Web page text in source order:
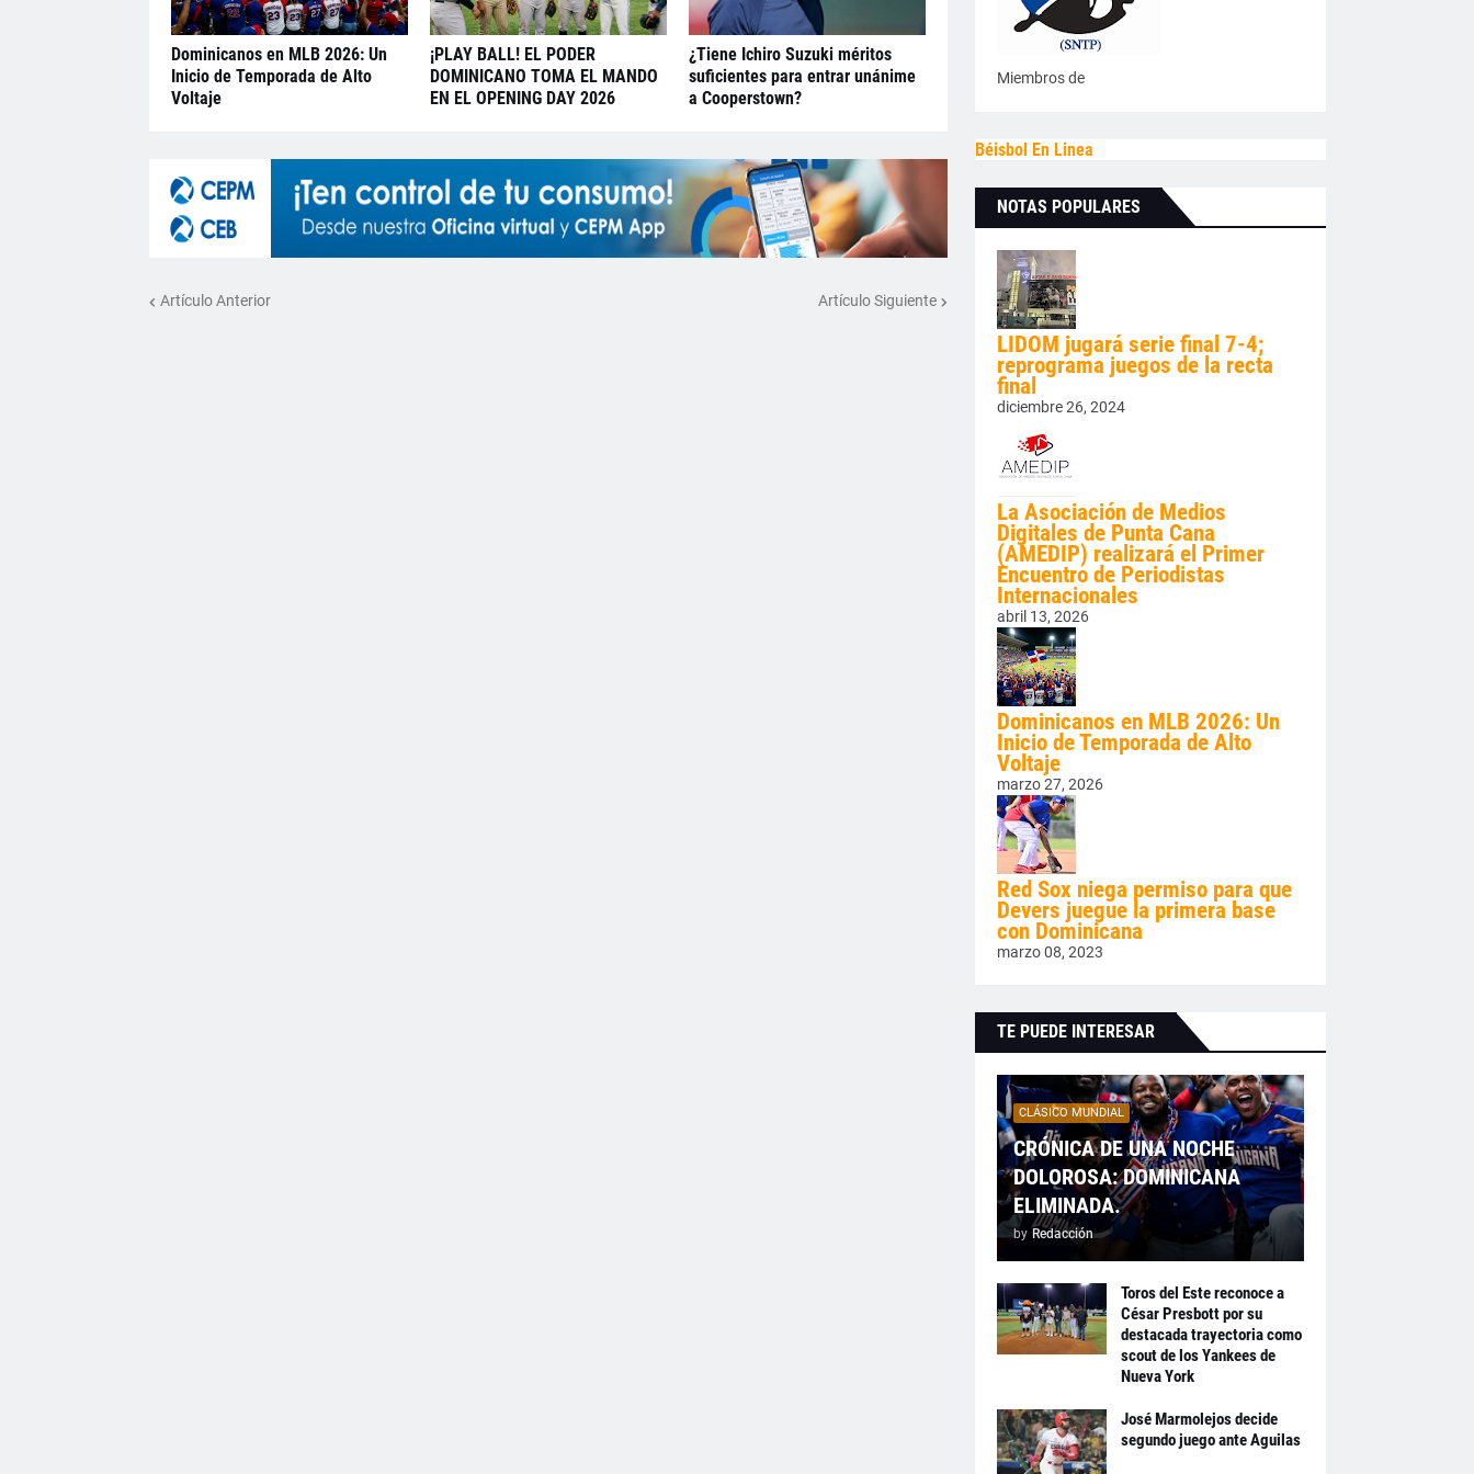
Dominicanos en MLB 2026: Un
Inicio de Temporada de Alto
Voltaje
¡PLAY BALL! EL PODER
DOMINICANO TOMA EL MANDO
EN EL OPENING DAY 2026
¿Tiene Ichiro Suzuki méritos
suficientes para entrar unánime
a Cooperstown?
Artículo Anterior Artículo Siguiente
Miembros de
Béisbol En Linea
NOTAS POPULARES
LIDOM jugará serie final 7-4;
reprograma juegos de la recta
final
diciembre 26, 2024
La Asociación de Medios
Digitales de Punta Cana
(AMEDIP) realizará el Primer
Encuentro de Periodistas
Internacionales
abril 13, 2026
Dominicanos en MLB 2026: Un
Inicio de Temporada de Alto
Voltaje
marzo 27, 2026
Red Sox niega permiso para que
Devers juegue la primera base
con Dominicana
marzo 08, 2023
TE PUEDE INTERESAR
CLÁSICO MUNDIAL
CRÓNICA DE UNA NOCHE
DOLOROSA: DOMINICANA
ELIMINADA.
by Redacción
Toros del Este reconoce a
César Presbott por su
destacada trayectoria como
scout de los Yankees de
Nueva York
José Marmolejos decide
segundo juego ante Aguilas